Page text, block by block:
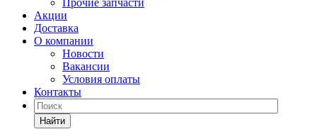
Прочие запчасти
Акции
Доставка
О компании
Новости
Вакансии
Условия оплаты
Контакты
Найти